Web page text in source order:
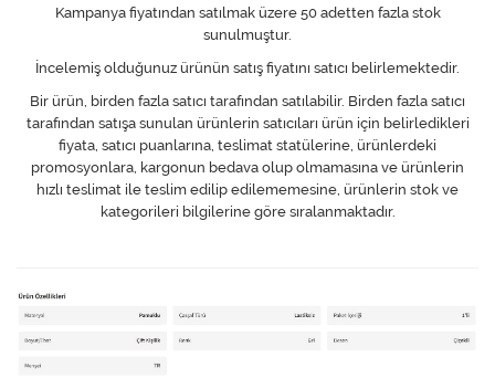
Kampanya fiyatından satılmak üzere 50 adetten fazla stok
sunulmuştur.
İncelemiş olduğunuz ürünün satış fiyatını satıcı belirlemektedir.
Bir ürün, birden fazla satıcı tarafından satılabilir. Birden fazla satıcı
tarafından satışa sunulan ürünlerin satıcıları ürün için belirledikleri
fiyata, satıcı puanlarına, teslimat statülerine, ürünlerdeki
promosyonlara, kargonun bedava olup olmamasına ve ürünlerin
hızlı teslimat ile teslim edilip edilememesine, ürünlerin stok ve
kategorileri bilgilerine göre sıralanmaktadır.